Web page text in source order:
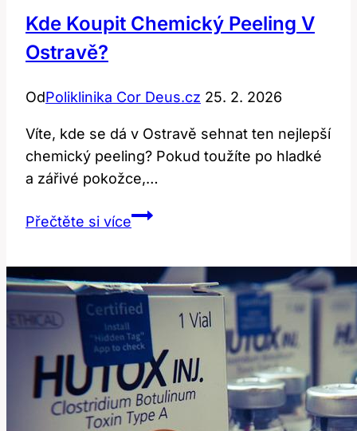
Kde Koupit Chemický Peeling V
Ostravě?
OdPoliklinika Cor Deus.cz 25. 2. 2026
Víte, kde se dá​ v Ostravě sehnat⁢ ten⁣ nejlepší
chemický peeling? Pokud​ toužíte po hladké‍
a zářivé pokožce,…
Přečtěte si víceKde
Peeling
v
Ostravě?